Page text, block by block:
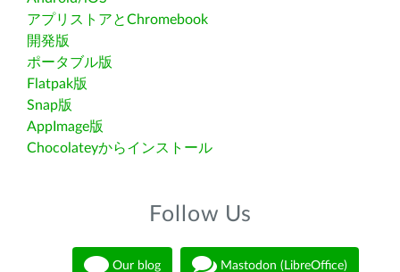
アプリストアとChromebook
開発版
ポータブル版
Flatpak版
Snap版
AppImage版
Chocolateyからインストール
Follow Us
Our blog Mastodon (LibreOffice)